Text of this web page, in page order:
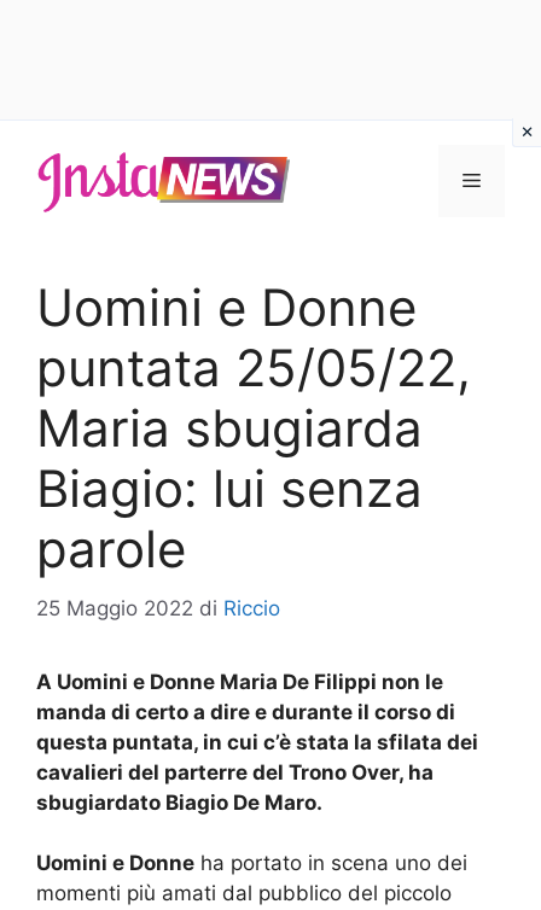
contenuto
Menu
Uomini e Donne
puntata 25/05/22,
Maria sbugiarda
Biagio: lui senza
parole
25 Maggio 2022 di Riccio
A Uomini e Donne Maria De Filippi non le
manda di certo a dire e durante il corso di
questa puntata, in cui c’è stata la sfilata dei
cavalieri del parterre del Trono Over, ha
sbugiardato Biagio De Maro.
Uomini e Donne ha portato in scena uno dei
momenti più amati dal pubblico del piccolo